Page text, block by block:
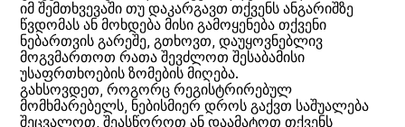
იმ შემთხვევაში თუ დაკარგავთ თქვენს ანგარიშზე
წვდომას ან მოხდება მისი გამოყენება თქვენი
ნებართვის გარეშე, გთხოვთ, დაუყოვნებლივ
მოგვმართოთ რათა შევძლოთ შესაბამისი
უსაფრთხოების ზომების მიღება.
გახსოვდეთ, როგორც რეგისტრირებულ
მომხმარებელს, ნებისმიერ დროს გაქვთ საშუალება
შეცვალოთ, შეასწოროთ ან დაამატოთ თქვენს